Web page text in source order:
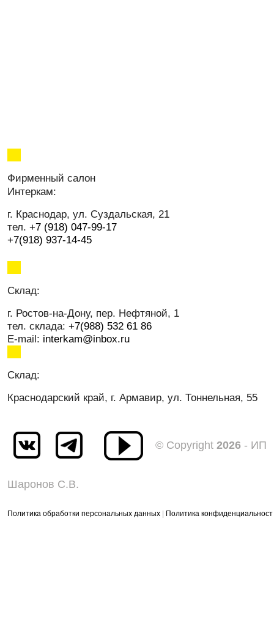
Фирменный салон
Интеркам:
г. Краснодар, ул. Суздальская, 21
тел. +7 (918) 047-99-17
+7(918) 937-14-45
Cклад:
г. Ростов-на-Дону, пер. Нефтяной, 1
тел. склада: +7(988) 532 61 86
E-mail: interkam@inbox.ru
Cклад:
Краснодарский край, г. Армавир, ул. Тоннельная, 55
© Copyright 2026 - ИП
Шаронов С.В.
Политика обработки персональных данных Политика конфиденциальност